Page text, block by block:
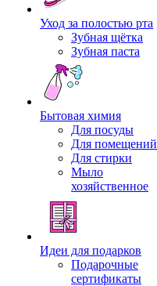
Уход за полостью рта
Зубная щётка
Зубная паста
Бытовая химия
Для посуды
Для помещений
Для стирки
Мыло
хозяйственное
Идеи для подарков
Подарочные
сертификаты